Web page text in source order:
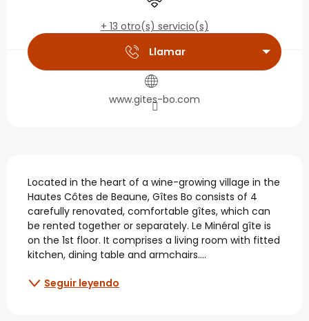
+ 13 otro(s) servicio(s)
Llamar
www.gites-bo.com
Descripción
Located in the heart of a wine-growing village in the
Hautes Côtes de Beaune, Gîtes Bo consists of 4
carefully renovated, comfortable gîtes, which can
be rented together or separately. Le Minéral gîte is
on the 1st floor. It comprises a living room with fitted
kitchen, dining table and armchairs....
Seguir leyendo